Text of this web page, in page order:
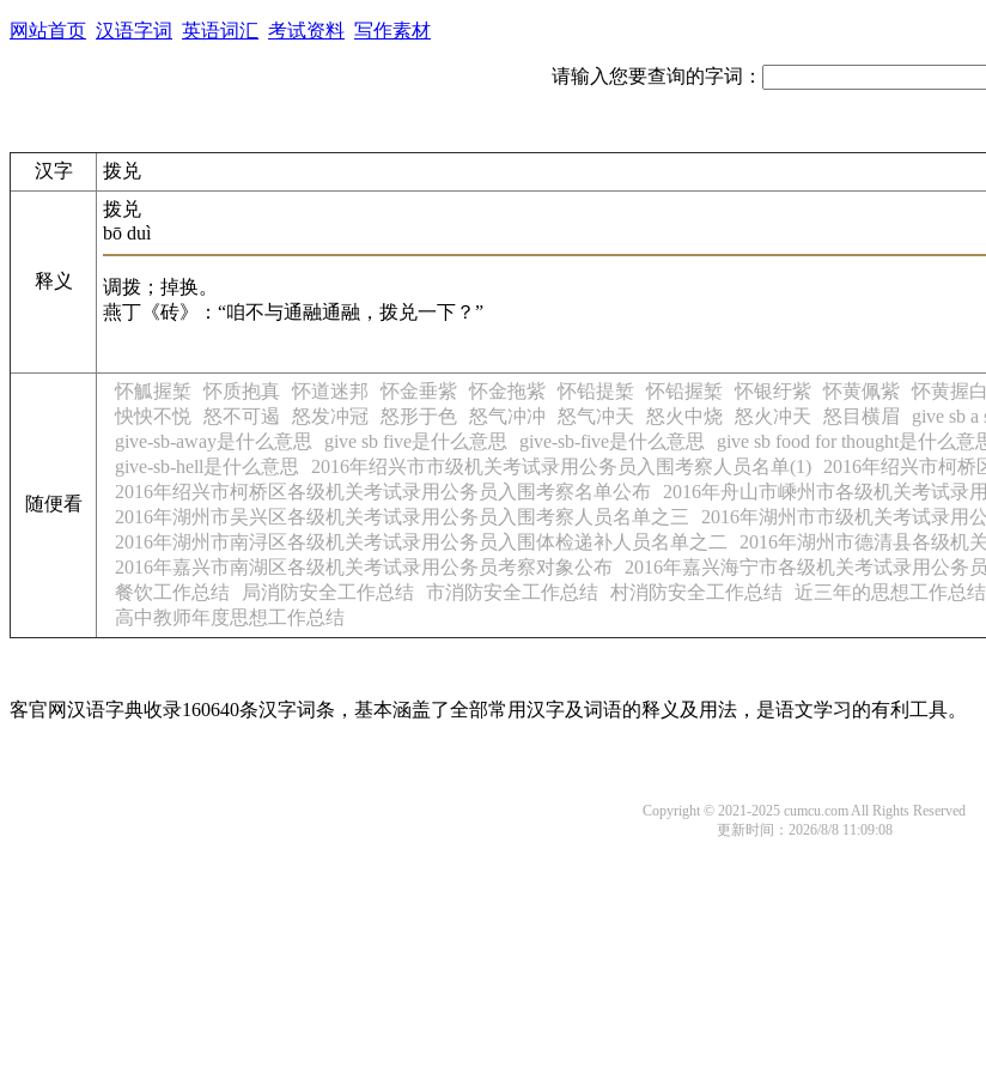
网站首页 汉语字词 英语词汇 考试资料 写作素材
请输入您要查询的字词：
汉字 拨兑
释义
拨兑
bō duì
调拨；掉换。
燕丁《砖》：“咱不与通融通融，拨兑一下？”
随便看
怀觚握椠 怀质抱真 怀道迷邦 怀金垂紫 怀金拖紫 怀铅提椠 怀铅握椠 怀银纡紫 怀黄佩紫 怀黄握白
怏怏不悦 怒不可遏 怒发冲冠 怒形于色 怒气冲冲 怒气冲天 怒火中烧 怒火冲天 怒目横眉 give sb
give-sb-away是什么意思
give sb five是什么意思 give-sb-five是什么意思 give sb food for thought是什么意
give-sb-hell是什么意思
2016年绍兴市市级机关考试录用公务员入围考察人员名单(1)
2016年绍兴市柯
2016年绍兴市柯桥区各级机关考试录用公务员入围考察名单公布
2016年舟山市嵊州市各级机关考试录
2016年湖州市吴兴区各级机关考试录用公务员入围考察人员名单之三
2016年湖州市市级机关考试录用
2016年湖州市南浔区各级机关考试录用公务员入围体检递补人员名单之二
2016年湖州市德清县各级机
2016年嘉兴市南湖区各级机关考试录用公务员考察对象公布
2016年嘉兴海宁市各级机关考试录用公务
餐饮工作总结
局消防安全工作总结 市消防安全工作总结 村消防安全工作总结 近三年的思想工作总结
高中教师年度思想工作总结
客官网汉语字典收录160640条汉字词条，基本涵盖了全部常用汉字及词语的释义及用法，是语文学习的有利工具。
Copyright © 2021-2025 cumcu.com All Rights Reserved
更新时间：2026/8/8 11:09:08